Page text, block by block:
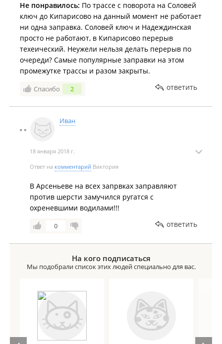
Не понравилось: По трассе с поворота на Соловей
ключ до Кипарисово на данный момент не работает
ни одна заправка. Соловей ключ и Надеждинская
просто не работают, в Кипарисово перерыв
техеический. Неужели нельзя делать перерыв по
очереди? Самые популярные заправки на этом
промежутке трассы и разом закрыты.
Спасибо 2 ответить
Иван
18 января 2018 г.
Ответ на комментарий Виктория
В Арсеньеве на всех запрвках заправляют
против шерсти замучился ругатся с
охреневшими водилами!!!
0 ответить
На кого подписаться
Мы подобрали список этих людей специально для вас.